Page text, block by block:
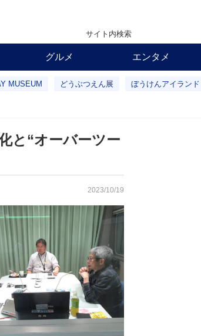
サイト内検索
グルメ エンタメ
MUSEUM どうぶつえん展 ぼうけんアイランド
と“オーバーツー
2023/10/19